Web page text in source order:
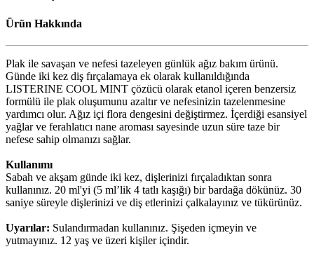
Ürün Hakkında
Plak ile savaşan ve nefesi tazeleyen günlük ağız bakım ürünü.
Günde iki kez diş fırçalamaya ek olarak kullanıldığında
LISTERINE COOL MINT çözücü olarak etanol içeren benzersiz
formülü ile plak oluşumunu azaltır ve nefesinizin tazelenmesine
yardımcı olur. Ağız içi flora dengesini değiştirmez. İçerdiği esansiyel
yağlar ve ferahlatıcı nane aroması sayesinde uzun süre taze bir
nefese sahip olmanızı sağlar.
Kullanımı
Sabah ve akşam günde iki kez, dişlerinizi fırçaladıktan sonra
kullanınız. 20 ml'yi (5 ml’lik 4 tatlı kaşığı) bir bardağa dökünüz. 30
saniye süreyle dişlerinizi ve diş etlerinizi çalkalayınız ve tükürünüz.
Uyarılar: Sulandırmadan kullanınız. Şişeden içmeyin ve
yutmayınız. 12 yaş ve üzeri kişiler içindir.